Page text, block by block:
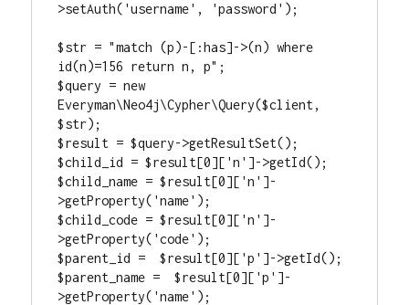
>setAuth('username', 'password');
$str = "match (p)-[:has]->(n) where
id(n)=156 return n, p";
$query = new
Everyman\Neo4j\Cypher\Query($client,
$str);
$result = $query->getResultSet();
$child_id = $result[0]['n']->getId();
$child_name = $result[0]['n']-
>getProperty('name');
$child_code = $result[0]['n']-
>getProperty('code');
$parent_id =  $result[0]['p']->getId();
$parent_name =  $result[0]['p']-
>getProperty('name');